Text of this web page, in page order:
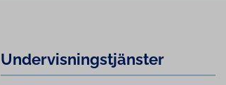
Un­der­vis­nings­tjäns­ter